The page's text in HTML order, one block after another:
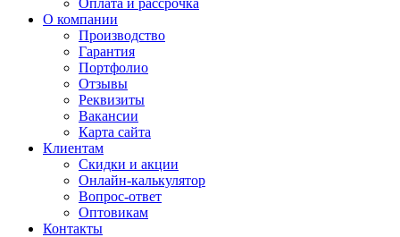
Оплата и рассрочка
О компании
Производство
Гарантия
Портфолио
Отзывы
Реквизиты
Вакансии
Карта сайта
Клиентам
Скидки и акции
Онлайн-калькулятор
Вопрос-ответ
Оптовикам
Контакты